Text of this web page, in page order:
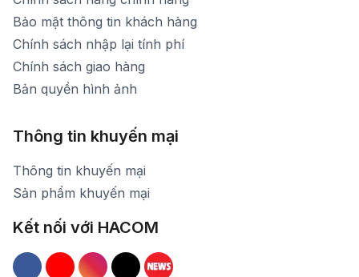
Bảo mật thông tin khách hàng
Chính sách nhập lại tính phí
Chính sách giao hàng
Bản quyền hình ảnh
Thông tin khuyến mại
Thông tin khuyến mại
Sản phẩm khuyến mại
Kết nối với HACOM